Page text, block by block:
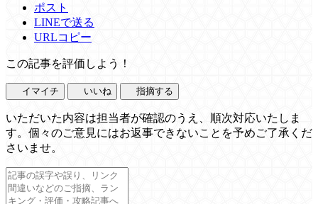
ポスト
LINEで送る
URLコピー
この記事を評価しよう！
イマイチ いいね 指摘する
いただいた内容は担当者が確認のうえ、順次対応いたしま
す。個々のご意見にはお返事できないことを予めご了承くだ
さいませ。